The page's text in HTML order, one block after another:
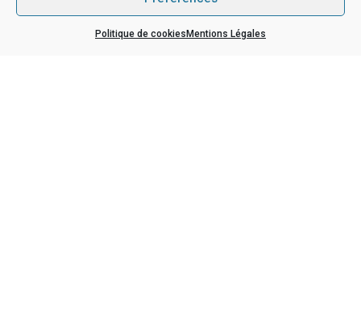
Politique de cookies Mentions Légales